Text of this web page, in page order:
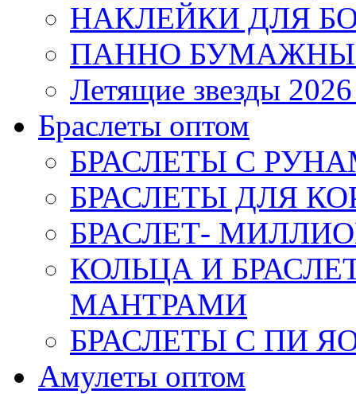
НАКЛЕЙКИ ДЛЯ
ПАННО
Летящие звезды
Браслеты оптом
БРАСЛЕТЫ С
БРАСЛЕТЫ ДЛЯ
БРАСЛЕТ-
КОЛЬЦА И
МАНТРАМИ
БРАСЛЕТЫ С ПИ
Амулеты оптом